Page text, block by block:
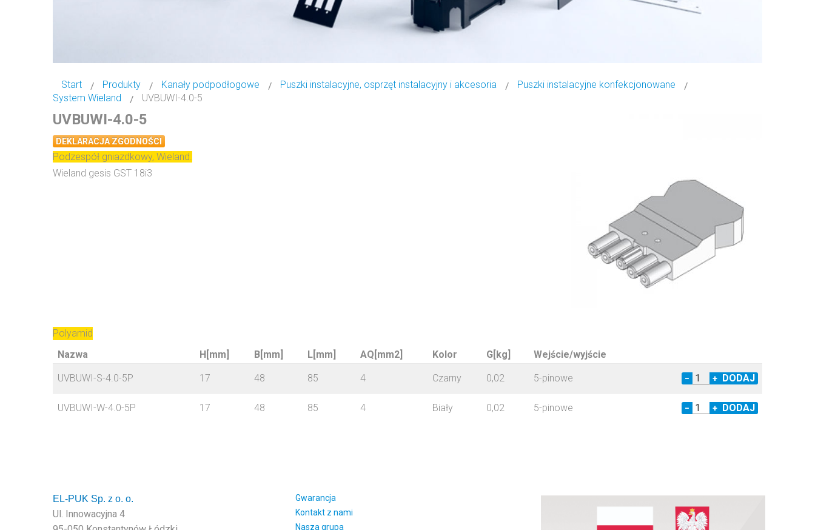
Start Produkty Kanały podpodłogowe Puszki instalacyjne, osprzęt instalacyjny i akcesoria
Puszki instalacyjne konfekcjonowane
System Wieland
UVBUWI-4.0-5
UVBUWI-4.0-5
DEKLARACJA ZGODNOŚCI
Podzespół gniazdkowy, Wieland.
Wieland gesis GST 18i3
Polyamid
Nazwa
H[mm] B[mm] L[mm] AQ[mm2] Kolor G[kg] Wejście/wyjście
UVBUWI-S-4.0-5P 17 48 85 4 Czarny 0,02 5-pinowe − +
UVBUWI-W-4.0-5P 17 48 85 4 Biały 0,02 5-pinowe − +
EL-PUK Sp. z o. o.
Ul. Innowacyjna 4
Gwarancja
Kontakt z nami
Nasza grupa